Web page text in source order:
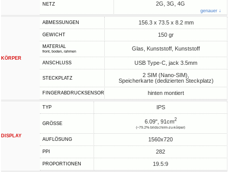
NETZ 2G, 3G, 4G
genauer ↓
KÖRPER
ABMESSUNGEN 156.3 x 73.5 x 8.2 mm
GEWICHT 150 gr
MATERIAL
front, boden, rahmen Glas, Kunststoff, Kunststoff
ANSCHLUSS USB Type-C, jack 3.5mm
STECKPLATZ
2 SIM (Nano-SIM),
Speicherkarte (dedizierten Steckplatz)
FINGERABDRUCKSENSOR hinten montiert
DISPLAY
TYP IPS
GRÖSSE 6.09", 91cm2
(~79.2% bildschirm-zu-körper)
AUFLÖSUNG 1560x720
PPI 282
PROPORTIONEN 19.5:9